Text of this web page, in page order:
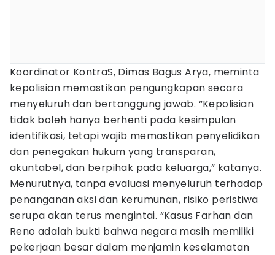
Koordinator KontraS, Dimas Bagus Arya, meminta
kepolisian memastikan pengungkapan secara
menyeluruh dan bertanggung jawab. “Kepolisian
tidak boleh hanya berhenti pada kesimpulan
identifikasi, tetapi wajib memastikan penyelidikan
dan penegakan hukum yang transparan,
akuntabel, dan berpihak pada keluarga,” katanya.
Menurutnya, tanpa evaluasi menyeluruh terhadap
penanganan aksi dan kerumunan, risiko peristiwa
serupa akan terus mengintai. “Kasus Farhan dan
Reno adalah bukti bahwa negara masih memiliki
pekerjaan besar dalam menjamin keselamatan